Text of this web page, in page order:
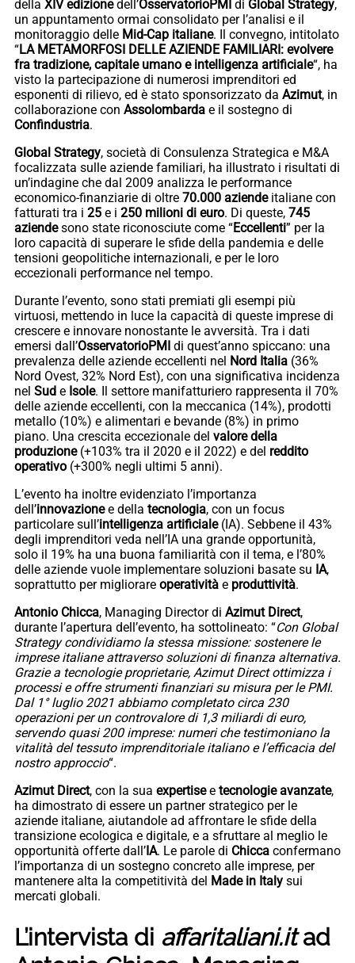
della XIV edizionedell’OsservatorioPMI di Global Strategy,
un appuntamento ormai consolidato per l’analisi e il
monitoraggio delle Mid-Cap italiane. Il convegno, intitolato
“LA METAMORFOSI DELLE AZIENDE FAMILIARI: evolvere
fra tradizione, capitale umano e intelligenza artificiale“, ha
visto la partecipazione di numerosi imprenditori ed
esponenti di rilievo, ed è stato sponsorizzato da Azimut, in
collaborazione con Assolombarda e il sostegno di
Confindustria.
Global Strategy, società di Consulenza Strategica e M&A
focalizzata sulle aziende familiari, ha illustrato i risultati di
un’indagine che dal 2009 analizza le performance
economico-finanziarie di oltre 70.000 aziende italiane con
fatturati tra i 25 e i 250 milioni di euro. Di queste, 745
aziendesono state riconosciute come “Eccellenti” per la
loro capacità di superare le sfide della pandemia e delle
tensioni geopolitiche internazionali, e per le loro
eccezionali performance nel tempo.
Durante l’evento, sono stati premiati gli esempi più
virtuosi, mettendo in luce la capacità di queste imprese di
crescere e innovare nonostante le avversità. Tra i dati
emersi dall’OsservatorioPMI di quest’anno spiccano: una
prevalenza delle aziende eccellenti nel Nord Italia (36%
Nord Ovest, 32% Nord Est), con una significativa incidenza
nel Sud e Isole. Il settore manifatturiero rappresenta il 70%
delle aziende eccellenti, con la meccanica (14%), prodotti
metallo (10%) e alimentari e bevande (8%) in primo
piano. Una crescita eccezionale del valore della
produzione(+103% tra il 2020 e il 2022) e del reddito
operativo (+300% negli ultimi 5 anni).
L’evento ha inoltre evidenziato l’importanza
dell’innovazionee della tecnologia, con un focus
particolare sull’intelligenza artificiale (IA). Sebbene il 43%
degli imprenditori veda nell’IA una grande opportunità,
solo il 19% ha una buona familiarità con il tema, e l’80%
delle aziende vuole implementare soluzioni basate su IA,
soprattutto per migliorare operatività e produttività.
Antonio Chicca, Managing Director di Azimut Direct,
durante l’apertura dell’evento, ha sottolineato: “Con Global
Strategy condividiamo la stessa missione: sostenere le
imprese italiane attraverso soluzioni di finanza alternativa.
Grazie a tecnologie proprietarie, Azimut Direct ottimizza i
processi e offre strumenti finanziari su misura per le PMI.
Dal 1° luglio 2021 abbiamo completato circa 230
operazioni per un controvalore di 1,3 miliardi di euro,
servendo quasi 200 imprese: numeri che testimoniano la
vitalità del tessuto imprenditoriale italiano e l’efficacia del
nostro approccio“.
Azimut Direct, con la sua expertisee tecnologie avanzate,
ha dimostrato di essere un partner strategico per le
aziende italiane, aiutandole ad affrontare le sfide della
transizione ecologica e digitale, e a sfruttare al meglio le
opportunità offerte dall’IA. Le parole di Chicca confermano
l’importanza di un sostegno concreto alle imprese, per
mantenere alta la competitività del Made in Italy sui
mercati globali.
L’intervista di affaritaliani.itad